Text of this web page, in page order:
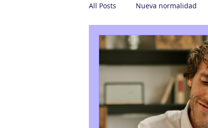
All Posts Nueva normalidad
Startup Casa Ronin